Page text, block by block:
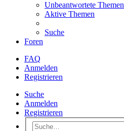
Unbeantwortete Themen
Aktive Themen
Suche
Foren
FAQ
Anmelden
Registrieren
Suche
Anmelden
Registrieren